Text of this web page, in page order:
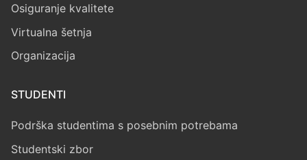
Osiguranje kvalitete
Virtualna šetnja
Organizacija
STUDENTI
Podrška studentima s posebnim potrebama
Studentski zbor